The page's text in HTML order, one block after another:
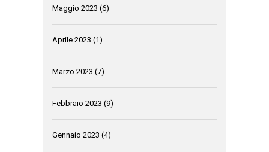
Maggio 2023 (6)
Aprile 2023 (1)
Marzo 2023 (7)
Febbraio 2023 (9)
Gennaio 2023 (4)